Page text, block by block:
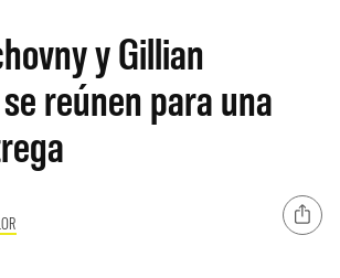
y Gillian
reúnen para una